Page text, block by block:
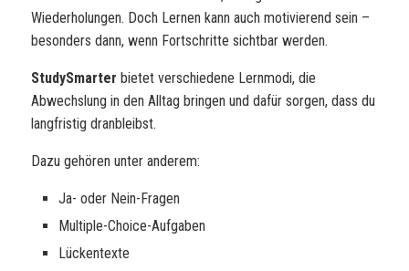
Wiederholungen. Doch Lernen kann auch motivierend sein –
besonders dann, wenn Fortschritte sichtbar werden.
StudySmarter bietet verschiedene Lernmodi, die
Abwechslung in den Alltag bringen und dafür sorgen, dass du
langfristig dranbleibst.
Dazu gehören unter anderem:
Ja- oder Nein-Fragen
Multiple-Choice-Aufgaben
Lückentexte